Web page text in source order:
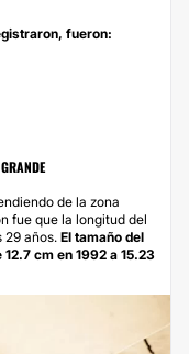
fueron:
de la zona
fue que la longitud del
29 años. El tamaño del
12.7 cm en 1992 a 15.23